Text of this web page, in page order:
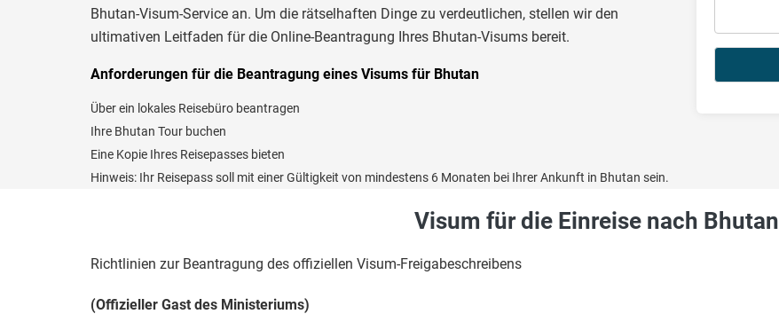
Bhutan-Visum-Service an. Um die rätselhaften Dinge zu verdeutlichen, stellen wir den
ultimativen Leitfaden für die Online-Beantragung Ihres Bhutan-Visums bereit.
Anforderungen für die Beantragung eines Visums für Bhutan
Über ein lokales Reisebüro beantragen
Ihre Bhutan Tour buchen
Eine Kopie Ihres Reisepasses bieten
Hinweis: Ihr Reisepass soll mit einer Gültigkeit von mindestens 6 Monaten bei Ihrer Ankunft in Bhutan sein.
Visum für die Einreise nach Bhutan
Richtlinien zur Beantragung des offiziellen Visum-Freigabeschreibens
(Offizieller Gast des Ministeriums)